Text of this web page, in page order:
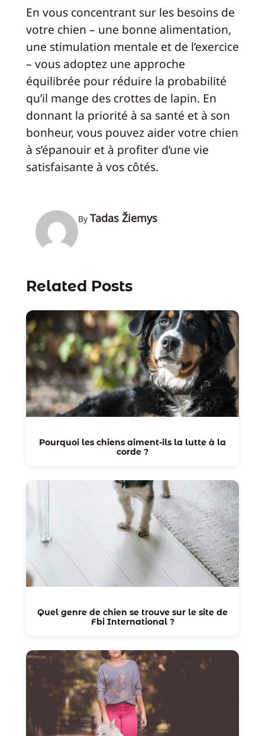
En vous concentrant sur les besoins de
votre chien – une bonne alimentation,
une stimulation mentale et de l’exercice
– vous adoptez une approche
équilibrée pour réduire la probabilité
qu’il mange des crottes de lapin. En
donnant la priorité à sa santé et à son
bonheur, vous pouvez aider votre chien
à s’épanouir et à profiter d’une vie
satisfaisante à vos côtés.
By Tadas Žiemys
Related Posts
Pourquoi les chiens aiment-ils la lutte à la
corde ?
Quel genre de chien se trouve sur le site de
Fbi International ?